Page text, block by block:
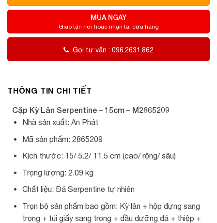
MUA NGAY
Giao tận nơi hoặc nhận tại cửa hàng
Gọi tư vấn : 096.2631.862
THÔNG TIN CHI TIẾT
Cặp Kỳ Lân Serpentine – 15cm – M2865209
Nhà sản xuất: An Phát
Mã sản phẩm: 2865209
Kích thước: 15/ 5.2/ 11.5 cm (cao/ rộng/ sâu)
Trọng lượng: 2.09 kg
Chất liệu: Đá Serpentine tự nhiên
Trọn bộ sản phẩm bao gồm: Kỳ lân + hộp đựng sang
trọng + túi giấy sang trọng + dầu dưỡng đá + thiệp +